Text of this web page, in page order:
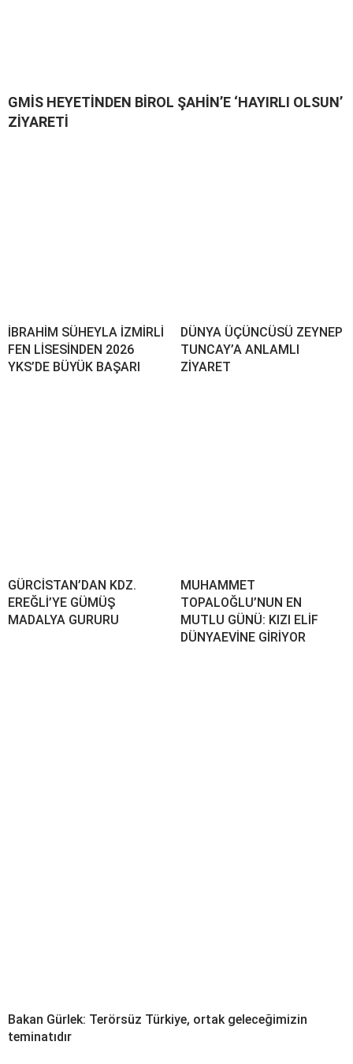
GMİS HEYETİNDEN BİROL ŞAHİN’E ‘HAYIRLI OLSUN’
ZİYARETİ
İBRAHİM SÜHEYLA İZMİRLİ
FEN LİSESİNDEN 2026
YKS’DE BÜYÜK BAŞARI
DÜNYA ÜÇÜNCÜSÜ ZEYNEP
TUNCAY’A ANLAMLI
ZİYARET
GÜRCİSTAN’DAN KDZ.
EREĞLİ’YE GÜMÜŞ
MADALYA GURURU
MUHAMMET
TOPALOĞLU’NUN EN
MUTLU GÜNÜ: KIZI ELİF
DÜNYAEVİNE GİRİYOR
Bakan Gürlek: Terörsüz Türkiye, ortak geleceğimizin
teminatıdır